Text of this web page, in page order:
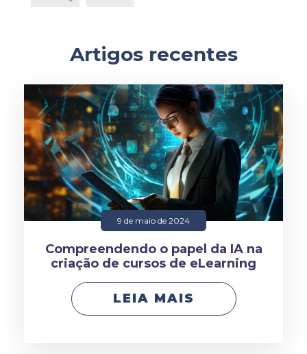
Artigos recentes
9 de maio de 2024
Compreendendo o papel da IA na
criação de cursos de eLearning
LEIA MAIS